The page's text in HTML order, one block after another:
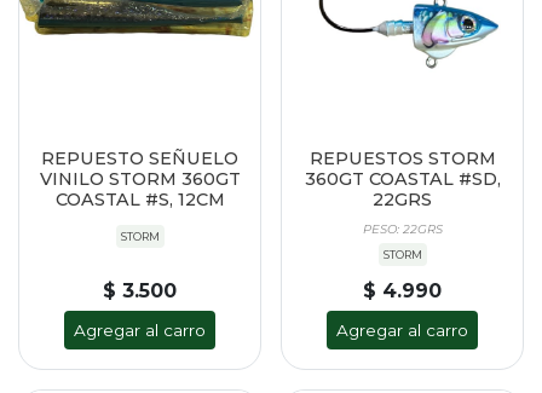
REPUESTO SEÑUELO
VINILO STORM 360GT
COASTAL #S, 12CM
STORM
$ 3.500
Agregar al carro
REPUESTOS STORM
360GT COASTAL #SD,
22GRS
PESO: 22GRS
STORM
$ 4.990
Agregar al carro